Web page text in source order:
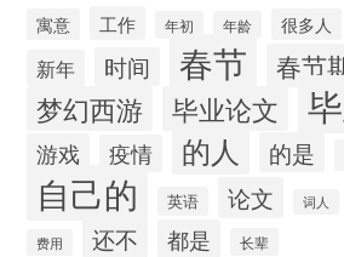
寓意 工作 年初 年龄 很多人
新年 时间 春节 春节
梦幻西游 毕业论文
游戏 疫情 的人 的是
自己的 英语 论文 词人
费用 还不 都是 长辈